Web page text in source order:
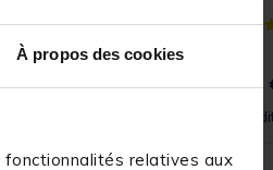
À propos des cookies
relatives aux
out of 5 Customer Rating
(1)
Ajouter au
[object
19,99